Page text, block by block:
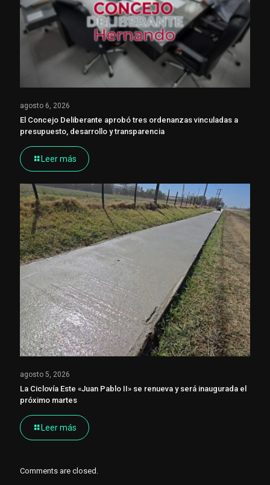
agosto 6, 2026
El Concejo Deliberante aprobó tres ordenanzas vinculadas a
presupuesto, desarrollo y transparencia
Leer más
agosto 5, 2026
La Ciclovía Este «Juan Pablo II» se renueva y será inaugurada el
próximo martes
Leer más
Comments are closed.